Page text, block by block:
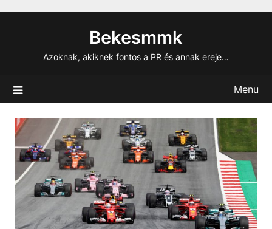
Bekesmmk
Azoknak, akiknek fontos a PR és annak ereje…
Menu